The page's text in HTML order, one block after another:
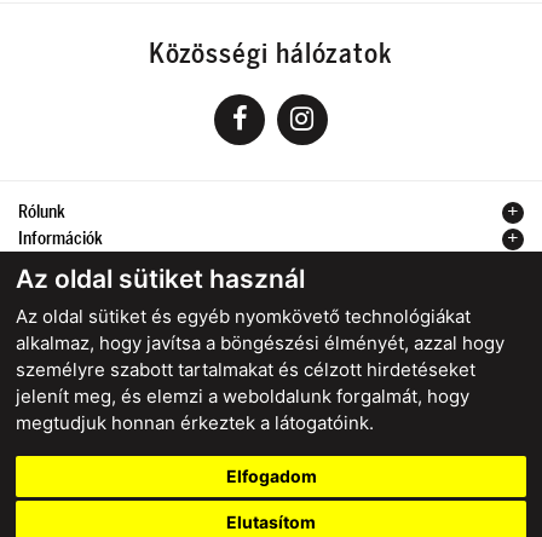
Az oldal sütiket használ
Az oldal sütiket és egyéb nyomkövető technológiákat
alkalmaz, hogy javítsa a böngészési élményét, azzal hogy
személyre szabott tartalmakat és célzott hirdetéseket
jelenít meg, és elemzi a weboldalunk forgalmát, hogy
megtudjuk honnan érkeztek a látogatóink.
Elfogadom
Elutasítom
Közösségi hálózatok
Rólunk
Információk
Kapcsolat
starstyle.cz